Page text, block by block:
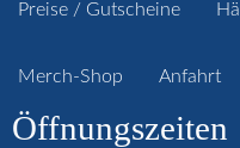
Preise / Gutscheine
Merch-Shop Anfahrt
Öffnungszeiten